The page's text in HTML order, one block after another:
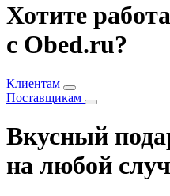
Хотите
с Obed.ru?
Клиентам
Поставщикам
Вкусный
на любой